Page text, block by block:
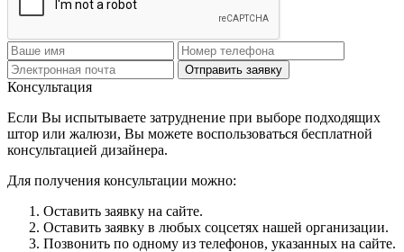
Отправить заявку
Консультация
Если Вы испытываете затруднение при выборе подходящих
штор или жалюзи, Вы можете воспользоваться бесплатной
консультацией дизайнера.
Для получения консультации можно:
Оставить заявку на сайте.
Оставить заявку в любых соцсетях нашей организации.
Позвонить по одному из телефонов, указанных на сайте.